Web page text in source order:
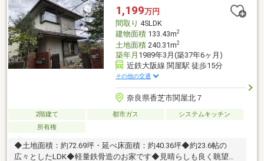
「住宅ローンのことを知りたい」など住宅購入に関するお悩み
は、お気軽にご相談ください♪ 1,199万円
間取り 4SLDK
建物面積133.43m2
土地面積240.31m2
築年月 1989年3月(築37年6ヶ月)
近鉄大阪線 関屋駅 徒歩15分
その他の交通
奈良県香芝市関屋北７
2階建て 都市ガス
システムキッチン
所有権
◆土地面積：約72.69坪・延べ床面積：約40.36坪◆約23.6帖の
広々としたLDK◆軽量鉄骨造のお家です◆見晴らしも良く眺望良